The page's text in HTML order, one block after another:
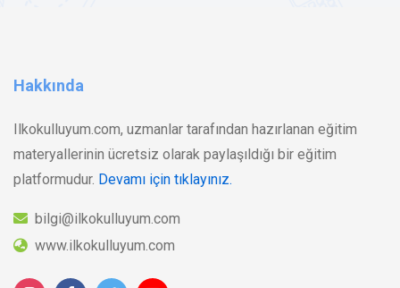
Hakkında
Ilkokulluyum.com, uzmanlar tarafından hazırlanan eğitim
materyallerinin ücretsiz olarak paylaşıldığı bir eğitim
platformudur. Devamı için tıklayınız.
bilgi@ilkokulluyum.com
www.ilkokulluyum.com